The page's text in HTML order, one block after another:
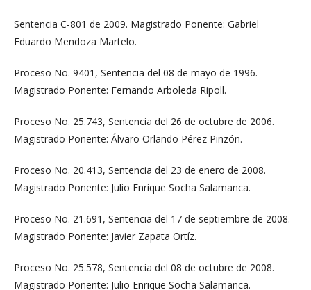
Sentencia C-801 de 2009. Magistrado Ponente: Gabriel
Eduardo Mendoza Martelo.
Proceso No. 9401, Sentencia del 08 de mayo de 1996.
Magistrado Ponente: Fernando Arboleda Ripoll.
Proceso No. 25.743, Sentencia del 26 de octubre de 2006.
Magistrado Ponente: Álvaro Orlando Pérez Pinzón.
Proceso No. 20.413, Sentencia del 23 de enero de 2008.
Magistrado Ponente: Julio Enrique Socha Salamanca.
Proceso No. 21.691, Sentencia del 17 de septiembre de 2008.
Magistrado Ponente: Javier Zapata Ortíz.
Proceso No. 25.578, Sentencia del 08 de octubre de 2008.
Magistrado Ponente: Julio Enrique Socha Salamanca.